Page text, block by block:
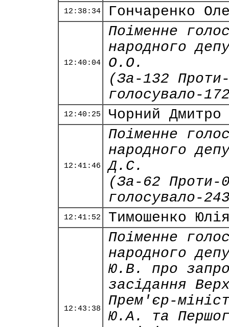
12:38:34 Гончаренко
12:40:04
Поіменне
народного
О.О.
(За-132
голосувало-
12:40:25 Чорний Дмитро
12:41:46
Поіменне
народного
Д.С.
(За-62 Проти-
голосувало-
12:41:52 Тимошенко
12:43:38
Поіменне
народного
Ю.В. про
засідання
Прем'єр-
Ю.А. та